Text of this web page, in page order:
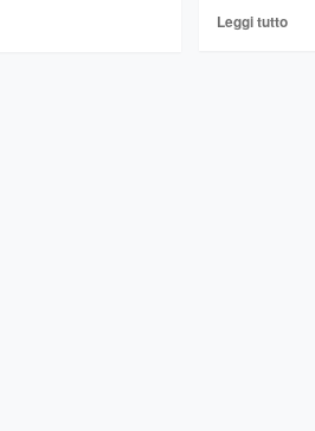
Leggi tuttoLeggi